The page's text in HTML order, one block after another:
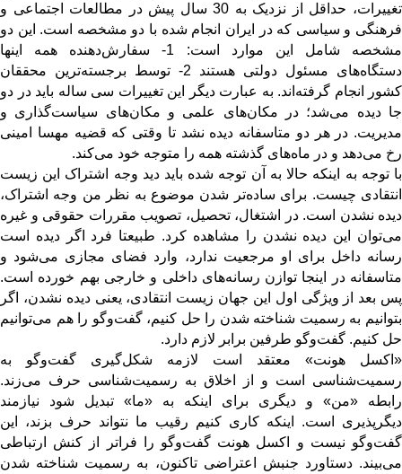
تغییرات، حداقل از نزدیک به 30 سال پیش در مطالعات اجتماعی و
فرهنگی و سیاسی که در ایران انجام شده با دو مشخصه است. این دو
مشخصه شامل این موارد است: 1- سفارش‌دهنده همه اینها
دستگاه‌های مسئول دولتی هستند 2- توسط برجسته‌ترین محققان
کشور انجام گرفته‌اند. به عبارت دیگر این تغییرات سی ساله باید در دو
جا دیده می‌شد؛ در مکان‌های علمی و مکان‌های سیاست‌گذاری و
مدیریت. در هر دو متاسفانه دیده نشد تا وقتی که قضیه مهسا امینی
رخ می‌دهد و در ماه‌های گذشته همه را متوجه خود می‌کند.
با توجه به اینکه حالا به آن توجه شده باید دید وجه اشتراک این زیست
انتقادی چیست. برای ساده‌تر شدن موضوع به نظر من وجه اشتراک،
دیده نشدن است. در اشتغال، تحصیل، تصویب مقررات حقوقی و غیره
می‌توان این دیده نشدن را مشاهده کرد. طبیعتا فرد اگر دیده است
رسانه داخل برای او مرجعیت ندارد، وارد فضای مجازی می‌شود و
متاسفانه در اینجا توازن رسانه‌های داخلی و خارجی بهم خورده است.
پس بعد از ویژگی اول این جهان زیست انتقادی، یعنی دیده نشدن، اگر
بتوانیم به رسمیت شناخته شدن را حل کنیم، گفت‌وگو را هم می‌توانیم
حل کنیم. گفت‌وگو طرفین برابر لازم دارد.
«اکسل هونت» معتقد است لازمه شکل‌گیری گفت‌وگو به
رسمیت‌شناسی است و از اخلاق به رسمیت‌شناسی حرف می‌زند.
رابطه «من» و دیگری برای اینکه به «ما» تبدیل شود نیازمند
دیگرپذیری است. اینکه کاری کنیم رقیب ما نتواند حرف بزند، این
گفت‌وگو نیست و اکسل هونت گفت‌وگو را فراتر از کنش ارتباطی
می‌بیند. دستاورد جنبش اعتراضی تاکنون، به رسمیت شناخته شدن